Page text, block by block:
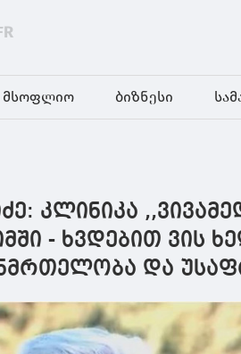
მსოფლიო ბიზნესი
კლინიკა
- ხვდებით ვის
და